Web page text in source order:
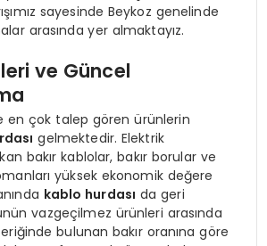
sayesinde Beykoz genelinde
arasında yer almaktayız.
ve Güncel
en çok talep gören ürünlerin
gelmektedir. Elektrik
bakır kablolar, bakır borular ve
yüksek ekonomik değere
kablo hurdası da geri
vazgeçilmez ürünleri arasında
bulunan bakır oranına göre